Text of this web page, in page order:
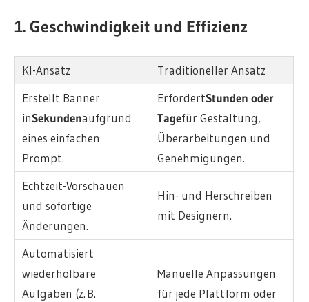
1. Geschwindigkeit und Effizienz
KI-Ansatz
Traditioneller Ansatz
Erstellt Banner
inSekundenaufgrund
eines einfachen
Prompt.
ErfordertStunden oder
Tagefür Gestaltung,
Überarbeitungen und
Genehmigungen.
Echtzeit-Vorschauen
und sofortige
Änderungen.
Hin- und Herschreiben
mit Designern.
Automatisiert
wiederholbare
Aufgaben (z. B.
Manuelle Anpassungen
für jede Plattform oder